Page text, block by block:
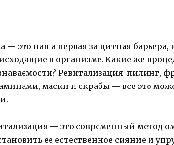
— это наша первая защитная барьера,
в организме. Какие же
Ревитализация, пилинг,
маски и скрабы — все это
— это современный метод
ее естественное сияние и